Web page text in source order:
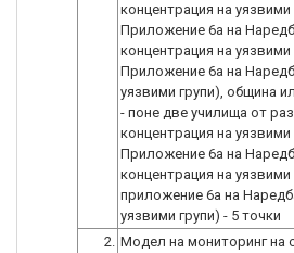
концентрация на уязвими
Приложение 6а на
концентрация на уязвими
Приложение 6а на
уязвими групи), община
- поне две училища от
концентрация на уязвими
Приложение 6а на
концентрация на уязвими
приложение 6а на
уязвими групи) - 5 точки
2. Модел на мониторинг на